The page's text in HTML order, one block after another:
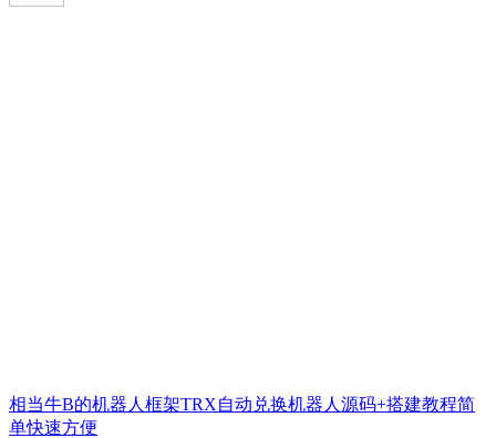
相当牛B的机器人框架TRX自动兑换机器人源码+搭建教程简
单快速方便